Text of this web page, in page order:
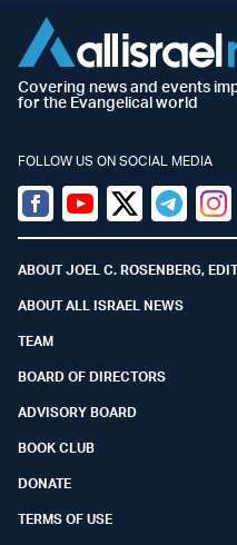
Covering news and events
for the Evangelical world
FOLLOW US ON SOCIAL MEDIA
Facebook
YoutubeTwitter (X)
Telegram
ABOUT JOEL C. ROSENBERG,
ABOUT ALL ISRAEL NEWS
TEAM
BOARD OF DIRECTORS
ADVISORY BOARD
BOOK CLUB
DONATE
TERMS OF USE